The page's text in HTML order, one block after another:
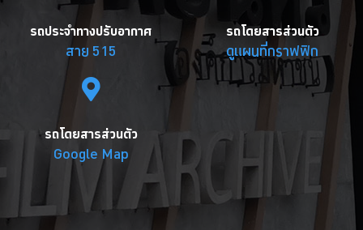
รถประจำทางปรับอากาศ
สาย 515
รถโดยสารส่วนตัว
ดูแผนที่กราฟฟิก
รถโดยสารส่วนตัว
Google Map